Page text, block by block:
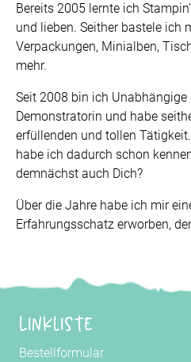
Bereits 2005 lernte ich
und lieben. Seither bastele ich
Verpackungen, Minialben,
mehr.
Seit 2008 bin ich Unabhängige
Demonstratorin und habe
erfüllenden und tollen
habe ich dadurch schon
demnächst auch Dich?
Über die Jahre habe ich mir
Erfahrungsschatz erworben,
Linkliste
Bestellformular